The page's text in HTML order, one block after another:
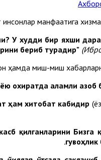
манфаатига
У худди бир яхши
бериб турадир"
ҳамда миш-миш
охиратда аламли азоб
ҳам хитобат кабидир
қилганларини Бизга